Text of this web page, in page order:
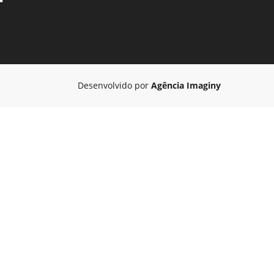
Desenvolvido por Agência Imaginy